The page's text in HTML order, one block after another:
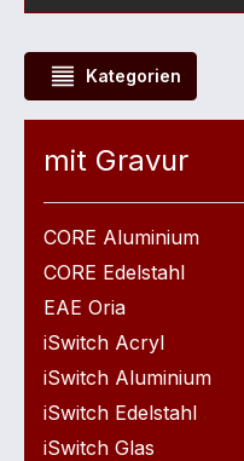
Kategorien
mit Gravur
CORE Aluminium
CORE Edelstahl
EAE Oria
iSwitch Acryl
iSwitch Aluminium
iSwitch Edelstahl
iSwitch Glas